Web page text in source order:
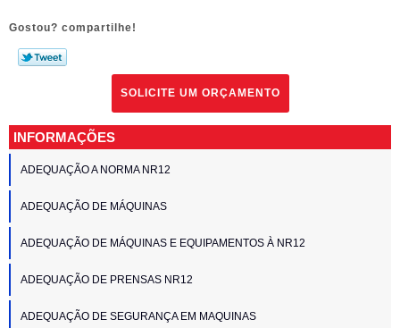
Gostou? compartilhe!
SOLICITE UM ORÇAMENTO
INFORMAÇÕES
ADEQUAÇÃO A NORMA NR12
ADEQUAÇÃO DE MÁQUINAS
ADEQUAÇÃO DE MÁQUINAS E EQUIPAMENTOS À NR12
ADEQUAÇÃO DE PRENSAS NR12
ADEQUAÇÃO DE SEGURANÇA EM MAQUINAS